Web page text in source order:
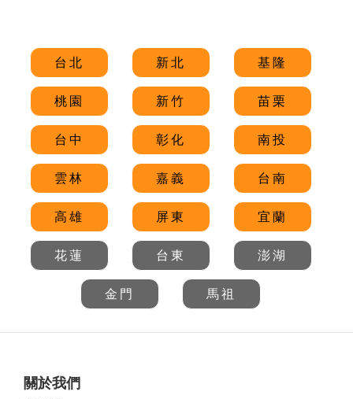
台北 新北 基隆
桃園 新竹 苗栗
台中 彰化 南投
雲林 嘉義 台南
高雄 屏東 宜蘭
花蓮 台東 澎湖
金門 馬祖
關於我們